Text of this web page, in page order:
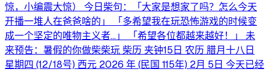
惊，小编震大惊） 今日柴句：「大家是想家了吗？怎么今天
开播一堆人在爸爸啥的」 「多希望我在玩恐怖游戏的时候变
成一个坚定的唯物主义者...」 「希望各位都越来越好！」 未
来预告：暑假的你做柴柴玩 柴历 夹钟15日 农历 腊月十八日
星期四 (12/18号) 西元 2026 年 (民国 115年) 2月 5日 今天已经